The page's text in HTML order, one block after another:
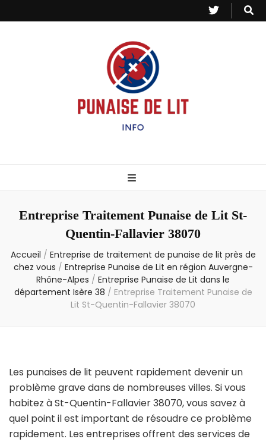
– Info
Entreprise Traitement Punaise de Lit St-
Quentin-Fallavier 38070
Accueil / Entreprise de traitement de punaise de lit près de
chez vous / Entreprise Punaise de Lit en région Auvergne-
Rhône-Alpes / Entreprise Punaise de Lit dans le
département Isère 38 / Entreprise Traitement Punaise de
Lit St-Quentin-Fallavier 38070
Les punaises de lit peuvent rapidement devenir un
problème grave dans de nombreuses villes. Si vous
habitez à St-Quentin-Fallavier 38070, vous savez à
quel point il est important de résoudre ce problème
rapidement. Les entreprises offrent des services de